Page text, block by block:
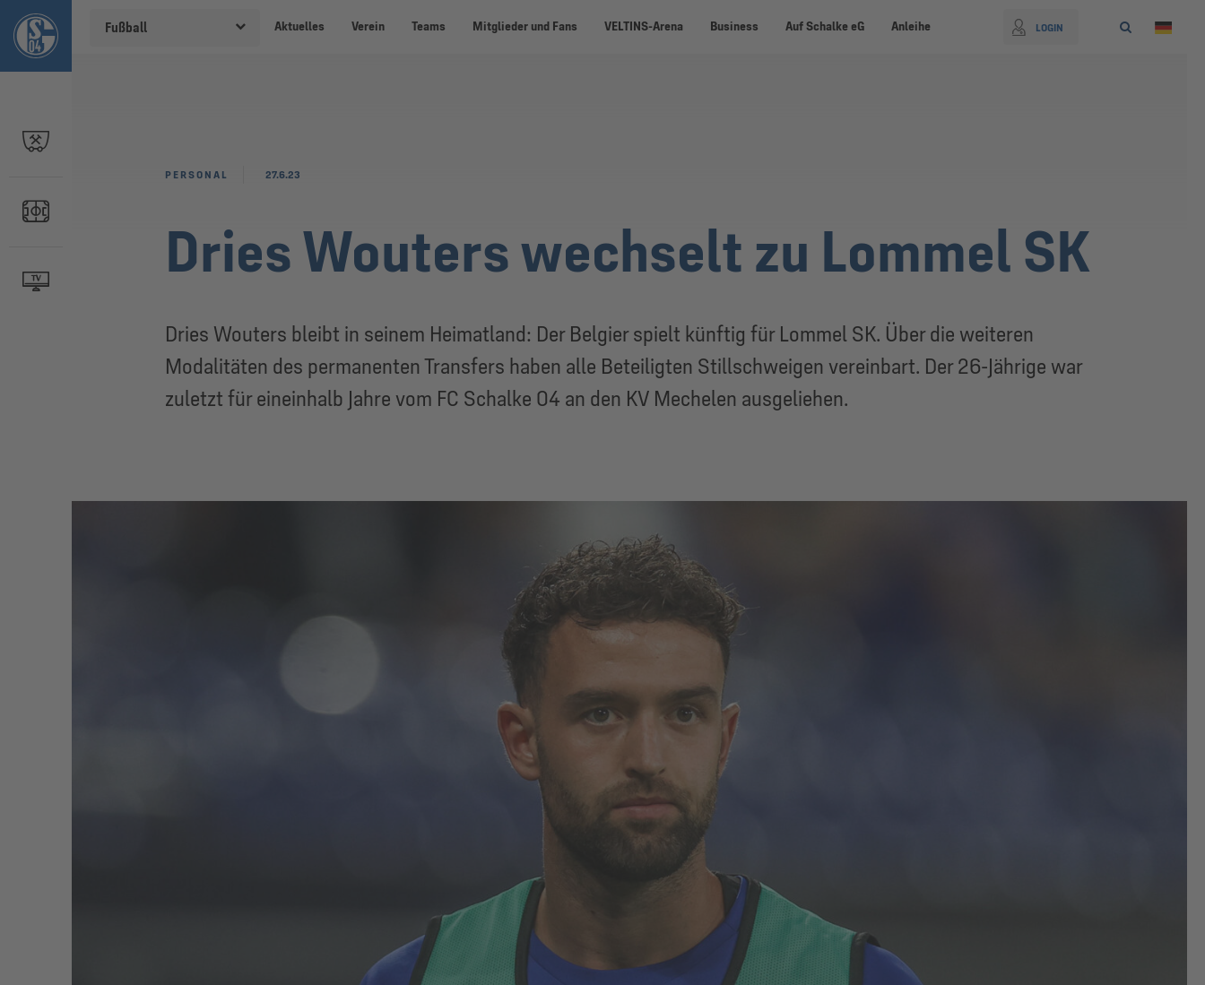
Fußball Aktuelles Verein Teams Mitglieder und Fans VELTINS-Arena Business Auf Schalke eG Anleihe LOGIN
Dries Wouters wechselt zu Lommel SK
Dries Wouters bleibt in seinem Heimatland: Der Belgier spielt künftig für Lommel SK. Über die weiteren
Modalitäten des permanenten Transfers haben alle Beteiligten Stillschweigen vereinbart. Der 26-Jährige war
zuletzt für eineinhalb Jahre vom FC Schalke 04 an den KV Mechelen ausgeliehen.
PERSONAL 27.6.23